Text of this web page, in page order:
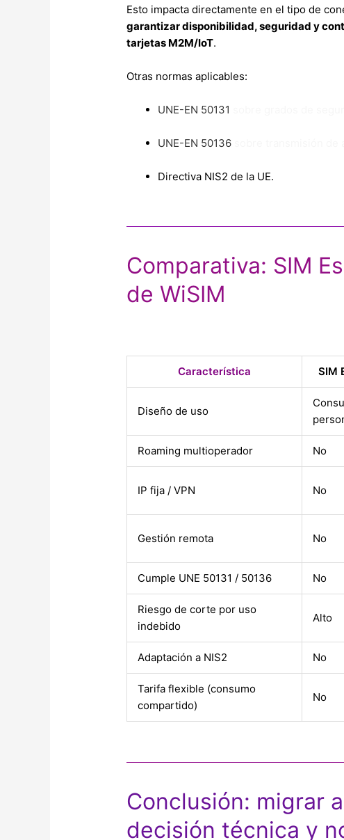
Esto impacta directamente en el tipo de
garantizar disponibilidad, seguridad y
tarjetas M2M/IoT.
Otras normas aplicables:
UNE-EN 50131
UNE-EN 50136
Directiva NIS2 de la UE.
Comparativa: SIM
de WiSIM
Característica SIM
Diseño de uso
Roaming multioperador No
IP fija / VPN No
Gestión remota No
Cumple UNE 50131 / 50136 No
Riesgo de corte por uso
indebido
Alto
Adaptación a NIS2 No
Tarifa flexible (consumo
compartido)
No
Conclusión: migrar
decisión técnica y